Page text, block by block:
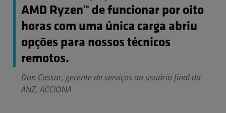
AMD Ryzen™ de funcionar por oito
horas com uma única carga abriu
opções para nossos técnicos
remotos.
Dan Cassar, gerente de serviços ao usuário final da
ANZ, ACCIONA